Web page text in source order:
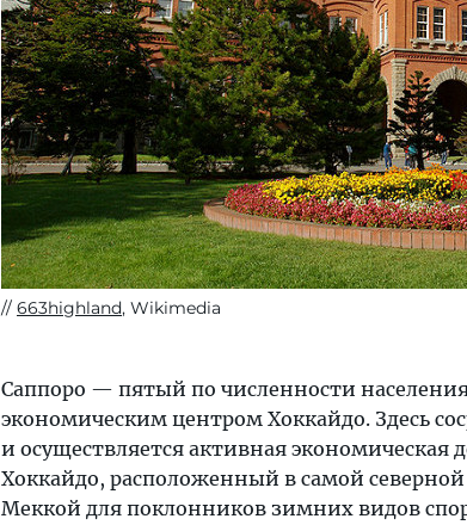
663highland, Wikimedia
Саппоро — пятый по численности
экономическим центром Хоккайдо. Здесь
и осуществляется активная экономическая
Хоккайдо, расположенный в самой
Меккой для поклонников зимних видов